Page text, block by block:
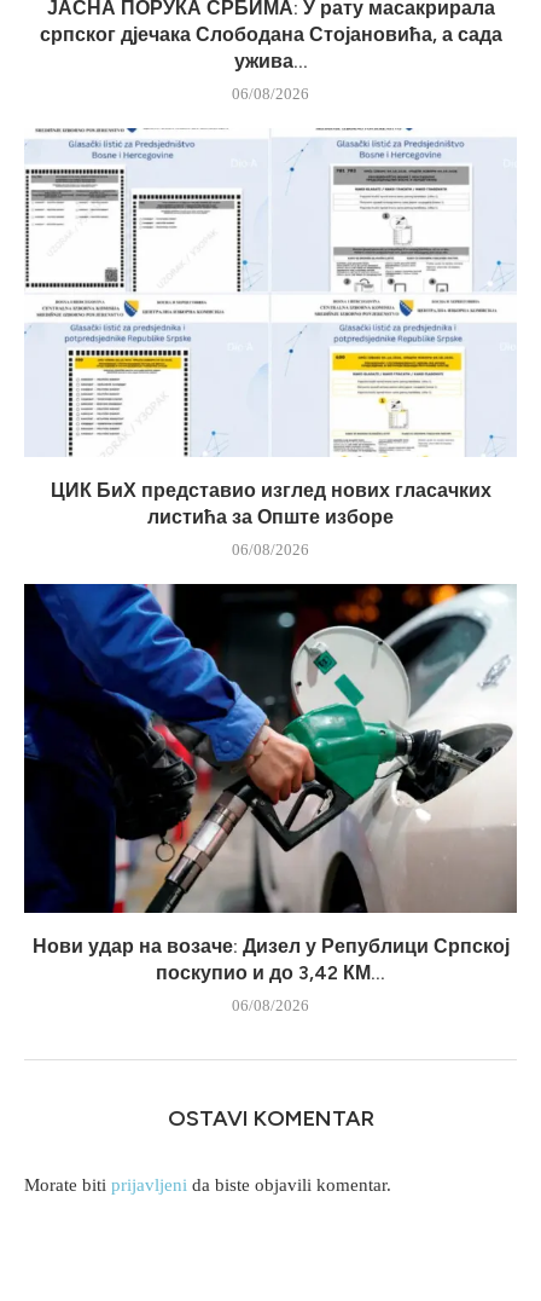
ЈАСНА ПОРУКА СРБИМА: У рату масакрирала
српског дјечака Слободана Стојановића, а сада
ужива...
06/08/2026
ЦИК БиХ представио изглед нових гласачких
листића за Опште изборе
06/08/2026
Нови удар на возаче: Дизел у Републици Српској
поскупио и до 3,42 КМ...
06/08/2026
OSTAVI KOMENTAR
Morate biti prijavljeni da biste objavili komentar.